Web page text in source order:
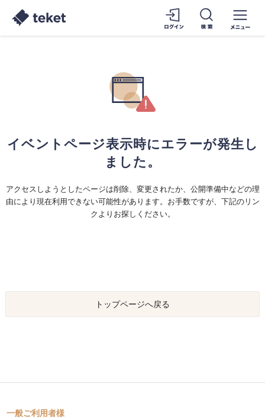
イベントページ表示時にエラーが発生し
ました。
アクセスしようとしたページは削除、変更されたか、公開準備中などの理
由により現在利用できない可能性があります。お手数ですが、下記のリン
クよりお探しください。
トップページへ戻る
一般ご利用者様